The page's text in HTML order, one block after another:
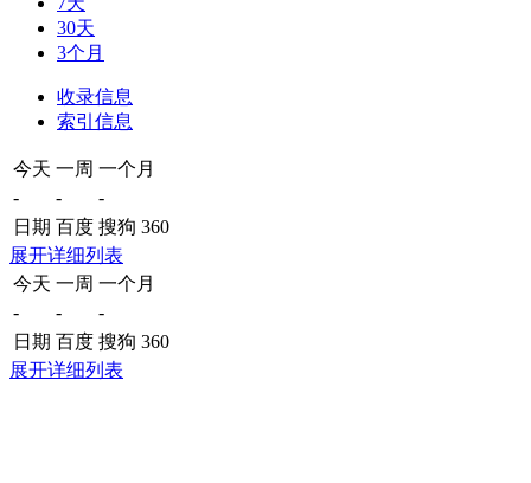
30天
3个月
收录信息
索引信息
今天 一周 一个月
-
-
-
日期 百度 搜狗 360
展开详细列表
今天 一周 一个月
-
-
-
日期 百度 搜狗 360
展开详细列表